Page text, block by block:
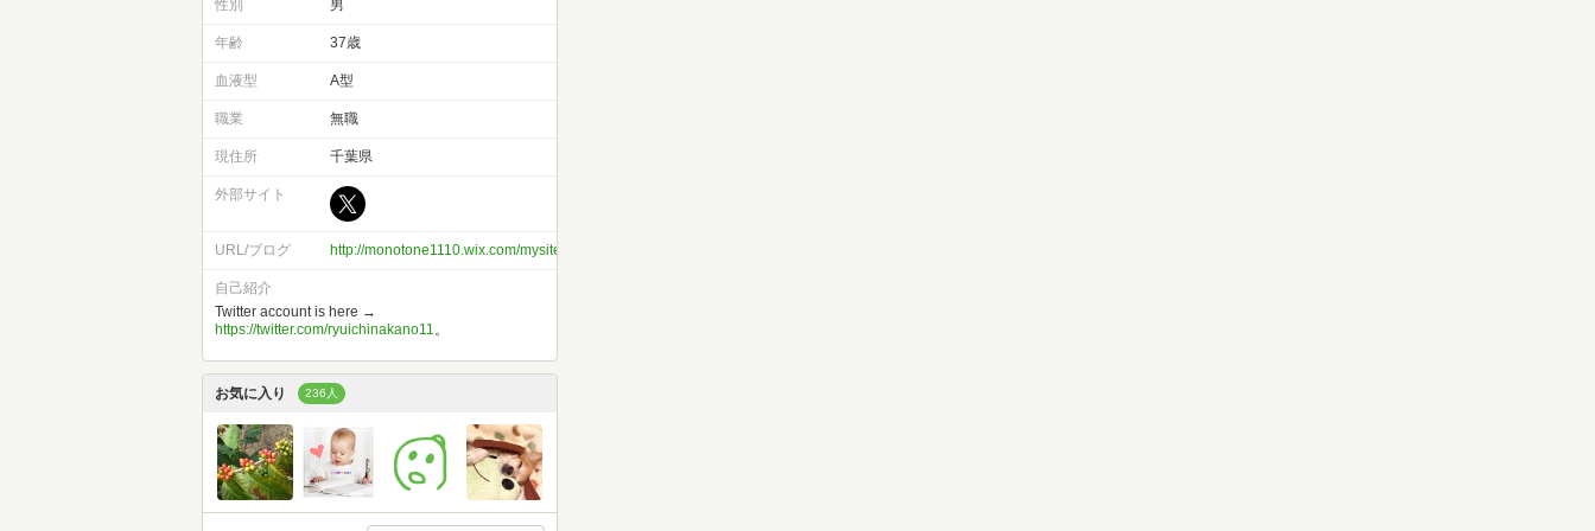
性別 男
年齢 37歳
血液型 A型
職業 無職
現住所 千葉県
外部サイト
URL/ブログ http://monotone1110.wix.com/mysite
自己紹介
Twitter account is here →
https://twitter.com/ryuichinakano11 。
お気に入り 236人